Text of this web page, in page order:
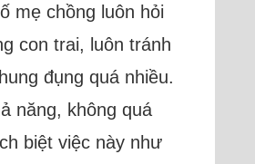
mẹ chồng luôn hỏi
con trai, luôn tránh
đụng quá nhiều.
năng, không quá
biệt việc này như